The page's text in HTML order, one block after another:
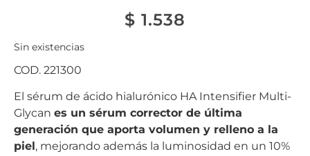
$ 1.538
Sin existencias
COD. 221300
El sérum de ácido hialurónico HA Intensifier Multi-
Glycan es un sérum corrector de última
generación que aporta volumen y relleno a la
piel, mejorando además la luminosidad en un 10%